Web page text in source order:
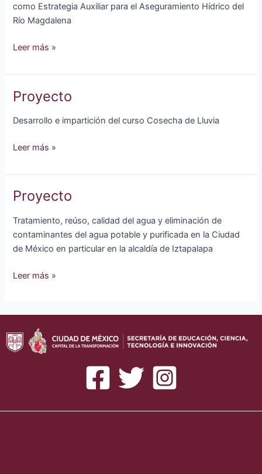
como Estrategia Auxiliar para el Aseguramiento Hídrico del
Río Magdalena
Proyecto
Leer más »
Proyecto
Desarrollo e impartición del curso Cosecha de Lluvia
Proyecto
Leer más »
Proyecto
Tratamiento, reúso, calidad del agua y eliminación de
contaminantes del agua potable y purificada en la Ciudad
de México en particular en la alcaldía de Iztapalapa
Proyecto
Leer más »